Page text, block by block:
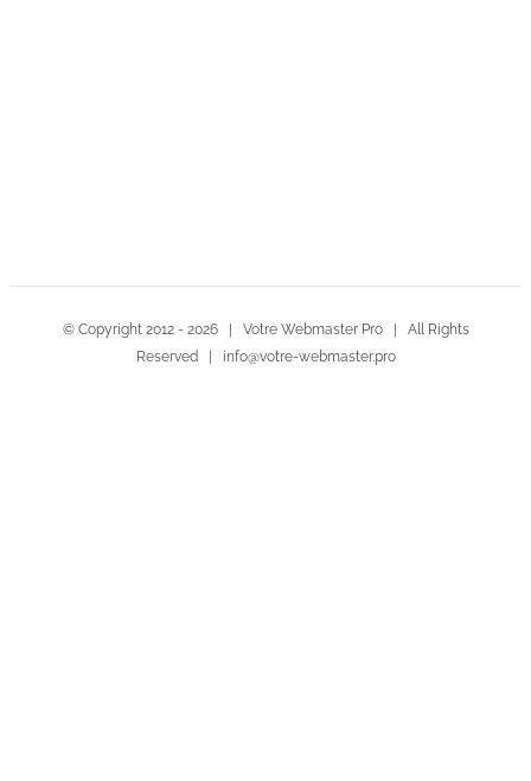
© Copyright 2012 - 2026 | Votre Webmaster Pro | All Rights
Reserved | info@votre-webmaster.pro